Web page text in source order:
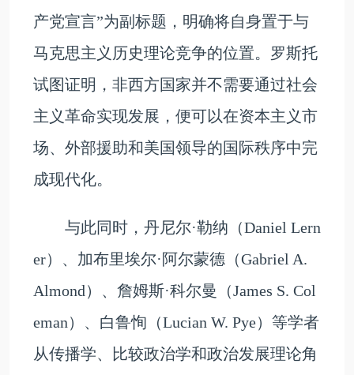
产党宣言”为副标题，明确将自身置于与
马克思主义历史理论竞争的位置。罗斯托
试图证明，非西方国家并不需要通过社会
主义革命实现发展，便可以在资本主义市
场、外部援助和美国领导的国际秩序中完
成现代化。
与此同时，丹尼尔·勒纳（Daniel Lern
er）、加布里埃尔·阿尔蒙德（Gabriel A.
Almond）、詹姆斯·科尔曼（James S. Col
eman）、白鲁恂（Lucian W. Pye）等学者
从传播学、比较政治学和政治发展理论角